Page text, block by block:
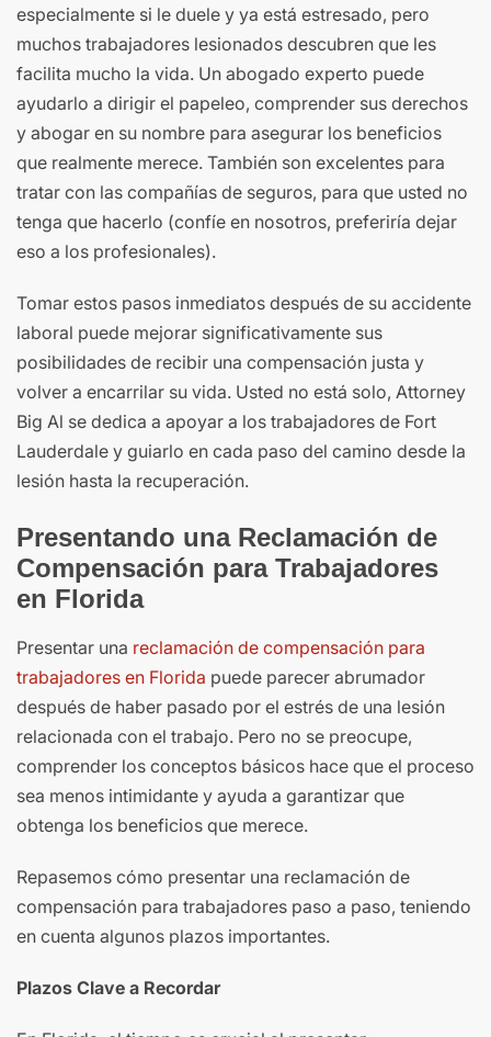
especialmente si le duele y ya está estresado, pero
muchos trabajadores lesionados descubren que les
facilita mucho la vida. Un abogado experto puede
ayudarlo a dirigir el papeleo, comprender sus derechos
y abogar en su nombre para asegurar los beneficios
que realmente merece. También son excelentes para
tratar con las compañías de seguros, para que usted no
tenga que hacerlo (confíe en nosotros, preferiría dejar
eso a los profesionales).
Tomar estos pasos inmediatos después de su accidente
laboral puede mejorar significativamente sus
posibilidades de recibir una compensación justa y
volver a encarrilar su vida. Usted no está solo, Attorney
Big Al se dedica a apoyar a los trabajadores de Fort
Lauderdale y guiarlo en cada paso del camino desde la
lesión hasta la recuperación.
Presentando una Reclamación de
Compensación para Trabajadores
en Florida
Presentar una reclamación de compensación para
trabajadores en Florida puede parecer abrumador
después de haber pasado por el estrés de una lesión
relacionada con el trabajo. Pero no se preocupe,
comprender los conceptos básicos hace que el proceso
sea menos intimidante y ayuda a garantizar que
obtenga los beneficios que merece.
Repasemos cómo presentar una reclamación de
compensación para trabajadores paso a paso, teniendo
en cuenta algunos plazos importantes.
Plazos Clave a Recordar